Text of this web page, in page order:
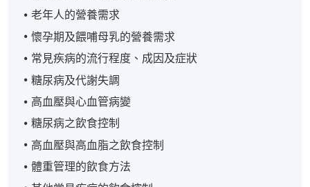
老年人的營養需求
懷孕期及餵哺母乳的營養需求
常見疾病的流行程度、成因及症狀
糖尿病及代謝失調
高血壓與心血管病變
糖尿病之飲食控制
高血壓與高血脂之飲食控制
體重管理的飲食方法